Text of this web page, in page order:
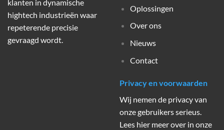
klanten in dynamische
hightech industrieën waar
repeterende precisie
gevraagd wordt.
Oplossingen
Over ons
Nieuws
Contact
Privacy en voorwaarden
Wij nemen de privacy van
onze gebruikers serieus.
Lees hier meer over in onze